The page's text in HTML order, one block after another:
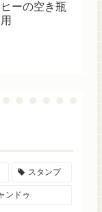
ーの空き瓶
スタンプ
ンドゥ